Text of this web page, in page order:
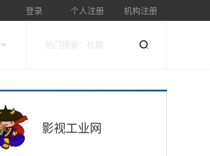
登录 个人注册 机构注册
影视工业网